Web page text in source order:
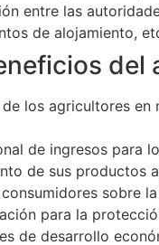
entre las
de alojamiento,
del
los agricultores
de ingresos para
de sus productos
sobre
para la
de desarrollo